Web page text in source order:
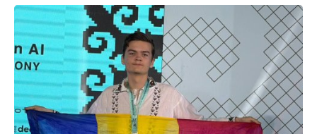
dăm o șansă localităților să se dezvolte”